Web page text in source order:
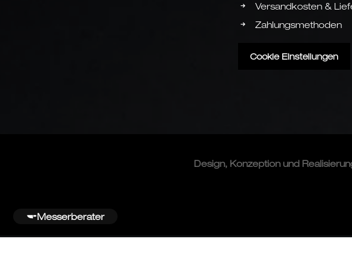
Versandkosten &
Zahlungsmethoden
Cookie Einstellungen
Design, Konzeption und
Messerberater